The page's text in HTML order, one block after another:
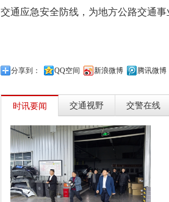
交通应急安全防线，为地方公路交通
分享到： QQ空间 新浪微博 腾讯微博
时讯要闻 交通视野 交警在线